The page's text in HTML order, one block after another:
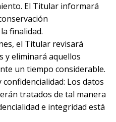
El Titular informará
finalidad.
el Titular revisará
y eliminará aquellos
un tiempo considerable.
Los datos
tratados de tal manera
e integridad está